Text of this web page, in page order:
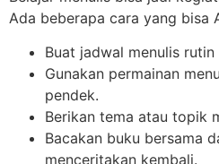
Ada beberapa cara yang bisa
Buat jadwal menulis rutin
Gunakan permainan
pendek.
Berikan tema atau topik
Bacakan buku bersama
menceritakan kembali.